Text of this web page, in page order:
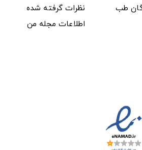
طب
نظرات گرفته شده
اطلاعات مجله من